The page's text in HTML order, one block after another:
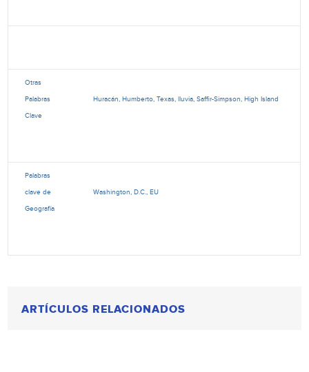
Otras
Palabras
Clave
Huracán, Humberto, Texas, lluvia, Saffir-Simpson, High Island
Palabras
clave de
Geografía
Washington, D.C., EU
ARTÍCULOS RELACIONADOS